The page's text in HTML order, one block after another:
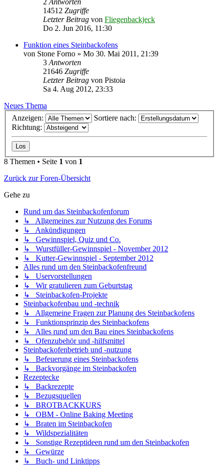
14512 Zugriffe
Letzter Beitrag von Fliegenbackjeck
Do 2. Jun 2016, 11:30
Funktion eines Steinbackofens
von Stone Forno » Mo 30. Mai 2011, 21:39
3 Antworten
21646 Zugriffe
Letzter Beitrag von Pistoia
Sa 4. Aug 2012, 23:33
Neues Thema
Anzeigen:
Sortiere nach:
Richtung:
8 Themen • Seite 1 von 1
Zurück zur Foren-Übersicht
Gehe zu
Rund um das Steinbackofenforum
↳ Allgemeines zur Nutzung des Forums
↳ Ankündigungen
↳ Gewinnspiel, Quiz und Co.
↳ Wurstfüller-Gewinnspiel - November 2012
↳ Kutter-Gewinnspiel - September 2012
Alles rund um den Steinbackofenfreund
↳ Uservorstellungen
↳ Wir gratulieren zum Geburtstag
↳ Steinbackofen-Projekte
Steinbackofenbau und -technik
↳ Allgemeine Fragen zur Planung des Steinbackofens
↳ Funktionsprinzip des Steinbackofens
↳ Alles rund um den Bau eines Steinbackofens
↳ Ofenzubehör und -hilfsmittel
Steinbackofenbetrieb und -nutzung
↳ Befeuerung eines Steinbackofens
↳ Backvorgänge im Steinbackofen
Rezeptecke
↳ Backrezepte
↳ Bezugsquellen
↳ BROTBACKKURS
↳ OBM - Online Baking Meeting
↳ Braten im Steinbackofen
↳ Wildspezialitäten
↳ Sonstige Rezeptideen rund um den Steinbackofen
↳ Gewürze
↳ Buch- und Linktipps